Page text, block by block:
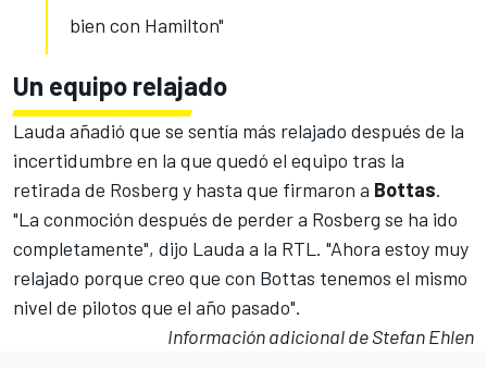
bien con Hamilton"
Un equipo relajado
Lauda añadió que se sentía más relajado después de la
incertidumbre en la que quedó el equipo tras la
retirada de Rosberg y hasta que firmaron a Bottas.
"La conmoción después de perder a Rosberg se ha ido
completamente", dijo Lauda a la RTL. "Ahora estoy muy
relajado porque creo que con Bottas tenemos el mismo
nivel de pilotos que el año pasado".
Información adicional de Stefan Ehlen